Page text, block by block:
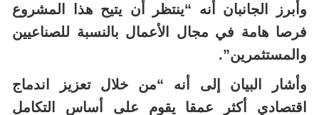
فرصا هامة في مجال الأعمال بالنسبة للصناعيين
والمستثمرين”.
وأشار البيان إلى أنه “من خلال تعزيز اندماج
اقتصادي أكثر عمقا يقوم على أساس التكامل
الإيجابي والتعاون المستدام ومقاربات مندمجة،